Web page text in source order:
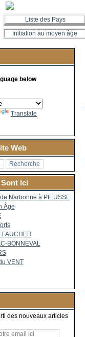
Liste des Pays
Initiation au moyen âge
below
Translate
Web
Ici
Narbonne à PIEUSSE
Âge
BONNEVAL
VENT
des nouveaux articles